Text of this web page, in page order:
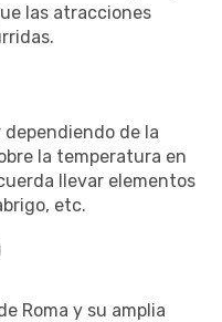
las atracciones
dependiendo de la
la temperatura en
llevar elementos
etc.
Roma y su amplia